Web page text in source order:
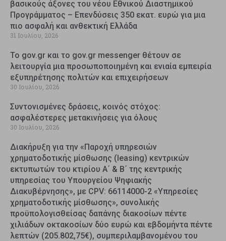
βασικούς άξονες του νέου Εθνικού Διαστημικού
Προγράμματος – Επενδύσεις 350 εκατ. ευρώ για μια
πιο ασφαλή και ανθεκτική Ελλάδα
31 Ιουλίου, 2026
Το gov.gr και το gov.gr messenger θέτουν σε
λειτουργία μια προσωποποιημένη και ενιαία εμπειρία
εξυπηρέτησης πολιτών και επιχειρήσεων
30 Ιουλίου, 2026
Συντονισμένες δράσεις, κοινός στόχος:
ασφαλέστερες μετακινήσεις για όλους
30 Ιουλίου, 2026
Διακήρυξη για την «Παροχή υπηρεσιών
χρηματοδοτικής μίσθωσης (leasing) κεντρικών
εκτυπωτών του κτιρίου Α΄ & Β΄ της κεντρικής
υπηρεσίας του Υπουργείου Ψηφιακής
Διακυβέρνησης», με CPV: 66114000-2 «Υπηρεσίες
χρηματοδοτικής μίσθωσης», συνολικής
προϋπολογισθείσας δαπάνης διακοσίων πέντε
χιλιάδων οκτακοσίων δύο ευρώ και εβδομήντα πέντε
λεπτών (205.802,75€), συμπεριλαμβανομένου του